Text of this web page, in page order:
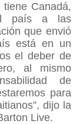
Canadá,
país a las
que envió
está en un
el deber de
al mismo
de
para
dijo la
Live.